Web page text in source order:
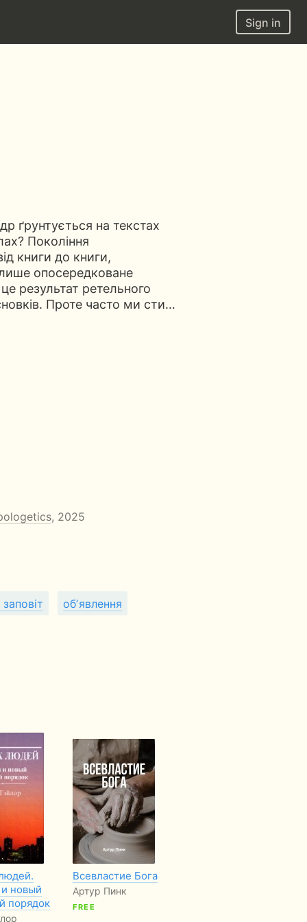
Sign in
ґрунтується на текстах
Покоління
книги до книги,
опосередковане
результат ретельного
Проте часто ми сти…
, 2025
обʼявлення
новый
порядок
Всевластие Бога
Артур Пинк
FREE